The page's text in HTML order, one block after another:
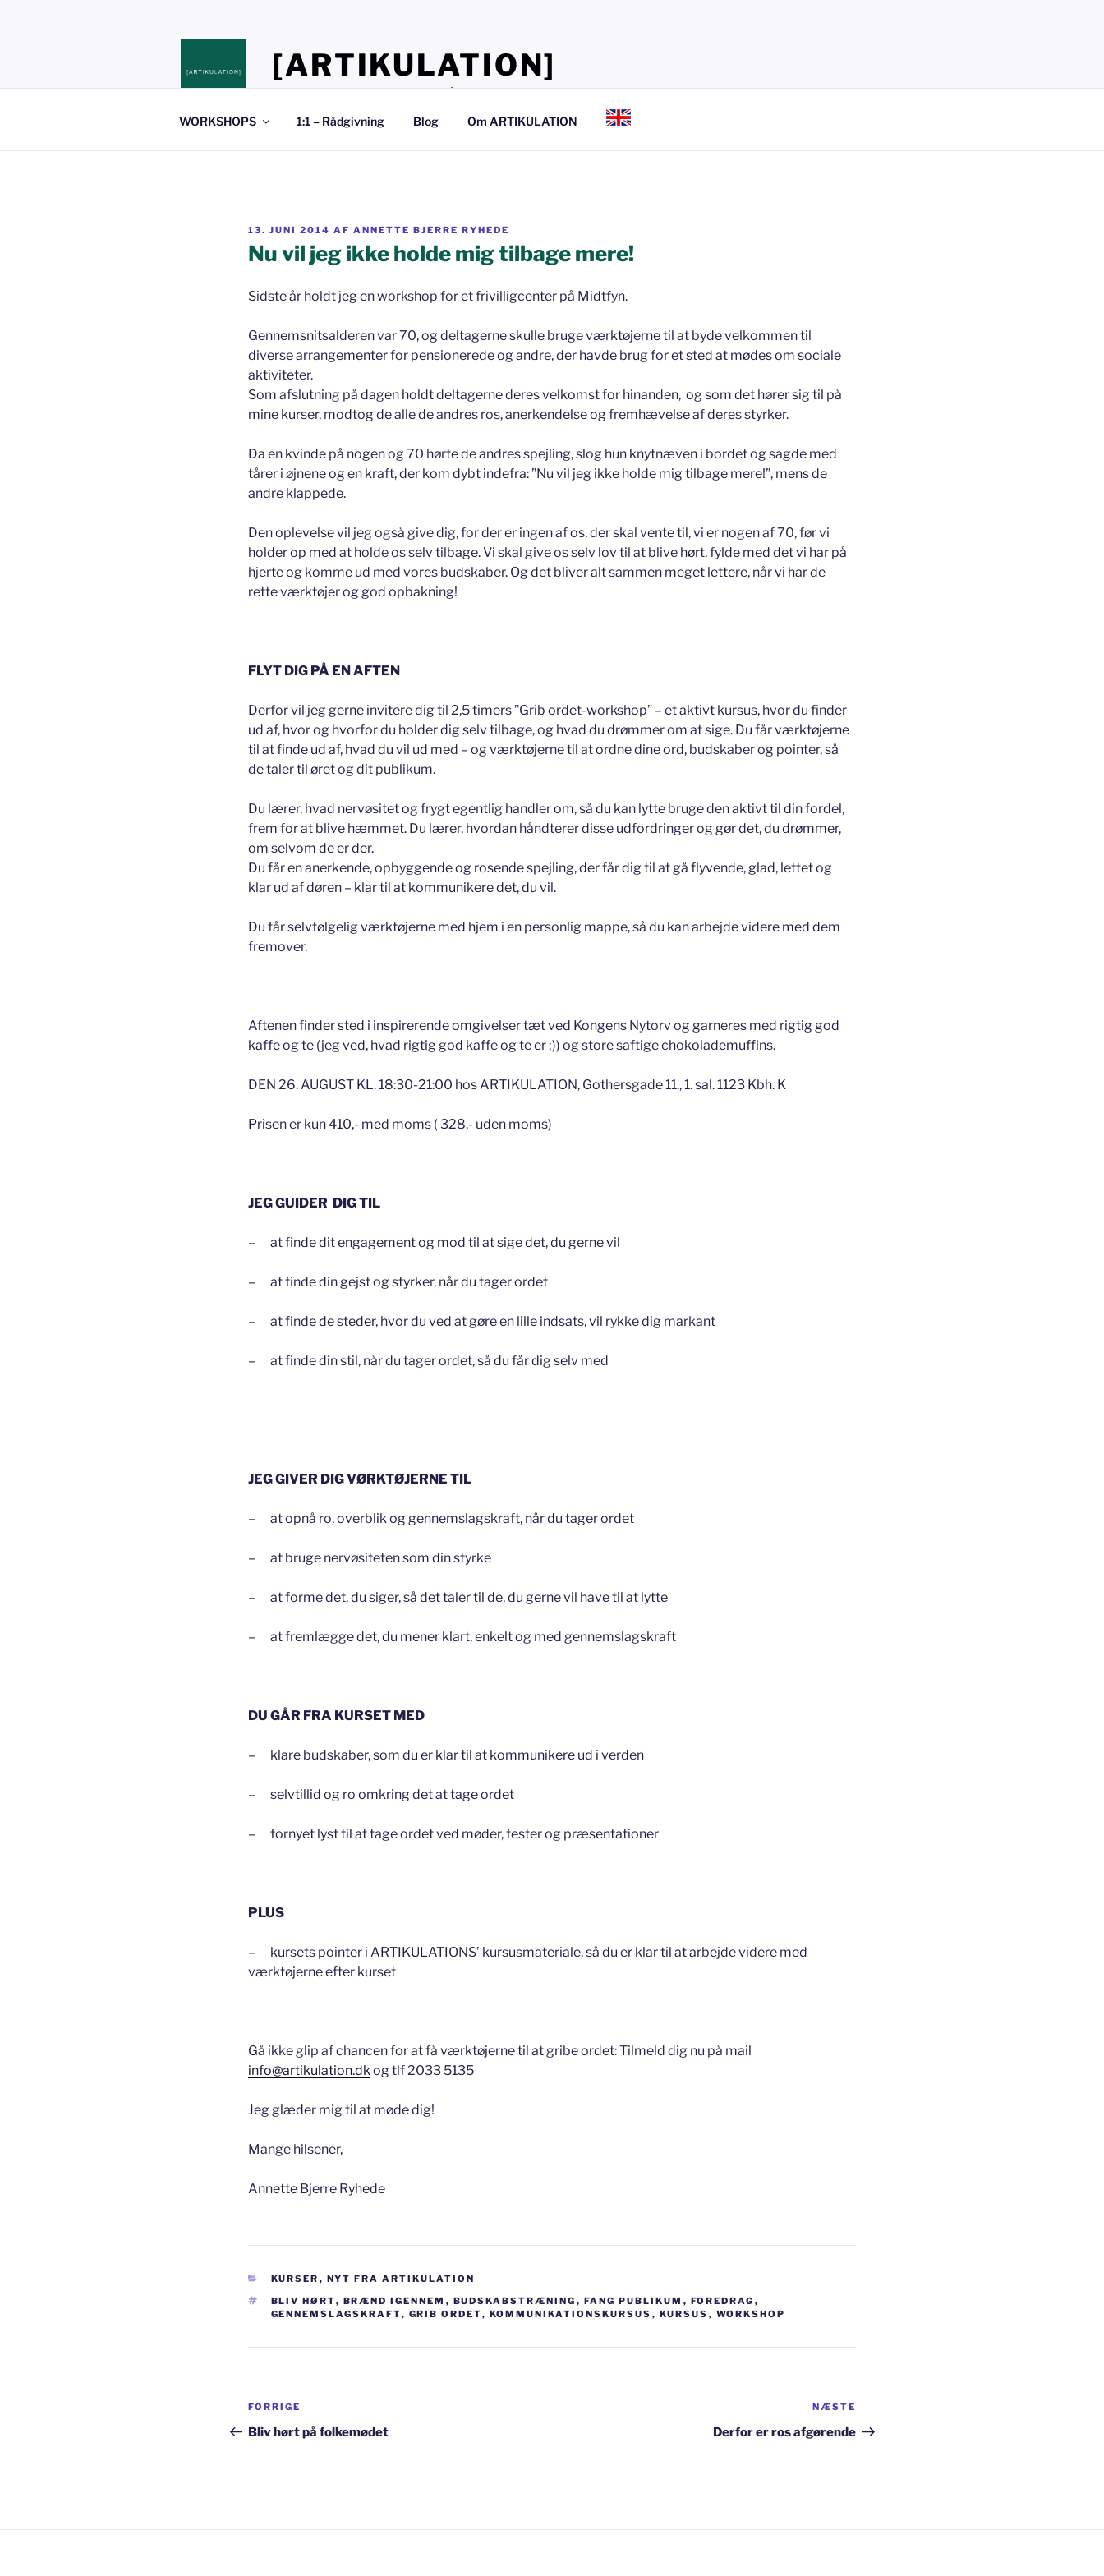
[ARTIKULATION]
Stedet hvor du lærer, at tale så det kan mærkes
WORKSHOPS 1:1 – Rådgivning Blog Om ARTIKULATION
UDGIVET
DEN
13. JUNI 2014 AF ANNETTE BJERRE RYHEDE
Nu vil jeg ikke holde mig tilbage mere!
Sidste år holdt jeg en workshop for et frivilligcenter på Midtfyn.
Gennemsnitsalderen var 70, og deltagerne skulle bruge værktøjerne til at byde velkommen til
diverse arrangementer for pensionerede og andre, der havde brug for et sted at mødes om sociale
aktiviteter.
Som afslutning på dagen holdt deltagerne deres velkomst for hinanden, og som det hører sig til på
mine kurser, modtog de alle de andres ros, anerkendelse og fremhævelse af deres styrker.
Da en kvinde på nogen og 70 hørte de andres spejling, slog hun knytnæven i bordetog sagde med
tårer i øjnene og en kraft, der kom dybt indefra: ”Nu vil jeg ikke holde mig tilbage mere!”, mens de
andre klappede.
Den oplevelse vil jeg også give dig, for der er ingen af os, der skal vente til, vi er nogen af 70, før vi
holder op med at holde os selv tilbage. Vi skal give os selv lov til at blive hørt, fylde med det vi har på
hjerte og komme ud med vores budskaber. Og det bliver alt sammen meget lettere, når vi har de
rette værktøjer og god opbakning!
FLYT DIG PÅ EN AFTEN
Derfor vil jeg gerne invitere dig til 2,5 timers ”Grib ordet-workshop” – et aktivt kursus, hvor du finder
ud af, hvor og hvorfor du holder dig selv tilbage, og hvad du drømmer om at sige. Du får værktøjerne
til at finde ud af, hvad du vil ud med – og værktøjerne til at ordne dine ord, budskaber og pointer, så
de taler til øret og dit publikum.
Du lærer, hvad nervøsitet og frygt egentlig handler om, så du kan lytte bruge den aktivt til din fordel,
frem for at blive hæmmet. Du lærer, hvordan håndterer disse udfordringer og gør det, du drømmer,
om selvom de er der.
Du får en anerkende, opbyggende og rosende spejling, der får dig til at gå flyvende, glad, lettet og
klar ud af døren – klar til at kommunikere det, du vil.
Du får selvfølgelig værktøjerne med hjem i en personlig mappe, så du kan arbejde videre med dem
fremover.
Aftenen finder sted i inspirerende omgivelser tæt ved Kongens Nytorv og garneres med rigtig god
kaffe og te (jeg ved, hvad rigtig god kaffe og te er ;)) og store saftige chokolademuffins.
DEN 26. AUGUST KL. 18:30-21:00 hos ARTIKULATION, Gothersgade 11., 1. sal. 1123 Kbh. K
Prisen er kun 410,- med moms ( 328,- uden moms)
JEG GUIDER DIG TIL
– at finde dit engagement og mod til at sige det, du gerne vil
– at finde din gejst og styrker, når du tager ordet
– at finde de steder, hvor du ved at gøre en lille indsats, vil rykke dig markant
– at finde din stil, når du tager ordet, så du får dig selv med
JEG GIVER DIG VØRKTØJERNE TIL
– at opnå ro, overblik og gennemslagskraft, når du tager ordet
– at bruge nervøsiteten som din styrke
– at forme det, du siger, så det taler til de, du gerne vil have til at lytte
– at fremlægge det, du mener klart, enkelt og med gennemslagskraft
DU GÅR FRA KURSET MED
– klare budskaber, som du er klar til at kommunikere ud i verden
– selvtillid og ro omkring det at tage ordet
– fornyet lyst til at tage ordet ved møder, fester og præsentationer
PLUS
– kursets pointer i ARTIKULATIONS’ kursusmateriale, så du er klar til at arbejde videre med
værktøjerne efter kurset
Gå ikke glip af chancen for at få værktøjerne til at gribe ordet: Tilmeld dig nu på mail
info@artikulation.dkog tlf 2033 5135
Jeg glæder mig til at møde dig!
Mange hilsener,
Annette Bjerre Ryhede
KATEGORIER
KURSER , NYT FRA ARTIKULATION
TAGS
BLIV HØRT, BRÆND IGENNEM , BUDSKABSTRÆNING , FANG PUBLIKUM , FOREDRAG ,
GENNEMSLAGSKRAFT, GRIB ORDET, KOMMUNIKATIONSKURSUS , KURSUS , WORKSHOP
Indlægsnavigation
Forrige
indlæg
FORRIGE
Bliv hørt på folkemødet
indlæg
NÆSTE
Derfor er ros afgørende